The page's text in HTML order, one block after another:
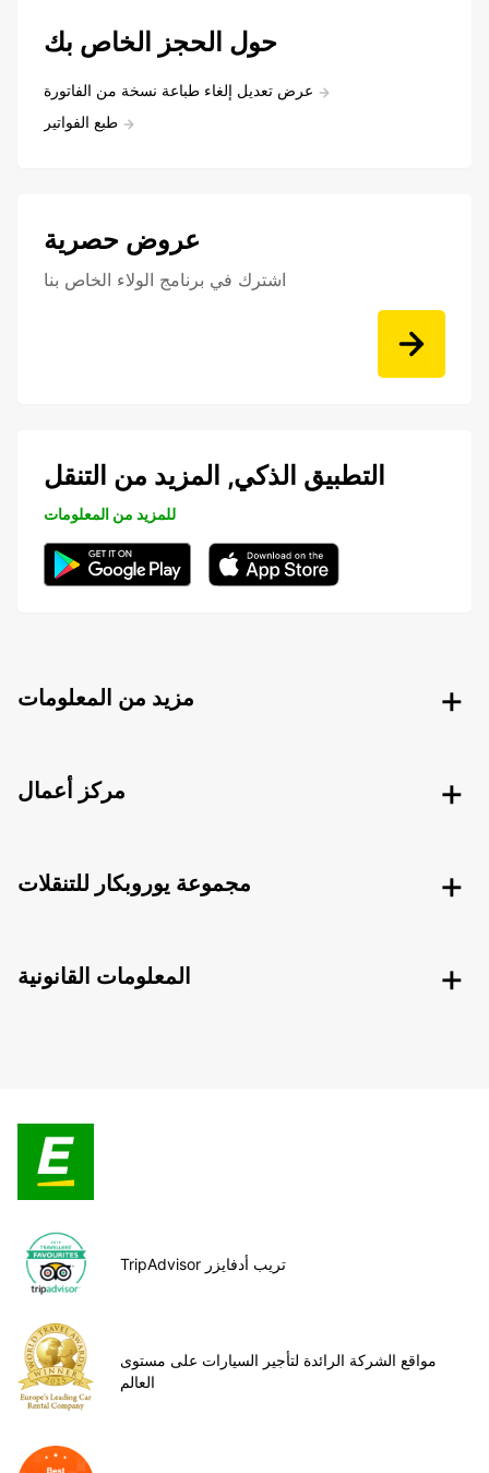
حول الحجز الخاص بك
عرض تعديل إلغاء طباعة نسخة من الفاتورة
طبع الفواتير
عروض حصرية
اشترك في برنامج الولاء الخاص بنا
التطبيق الذكي, المزيد من التنقل
للمزيد من المعلومات
مزيد من المعلومات
مركز أعمال
مجموعة يوروبكار للتنقلات
المعلومات القانونية
TripAdvisor تريب أدفايزر
مواقع الشركة الرائدة لتأجير السيارات على مستوى
العالم